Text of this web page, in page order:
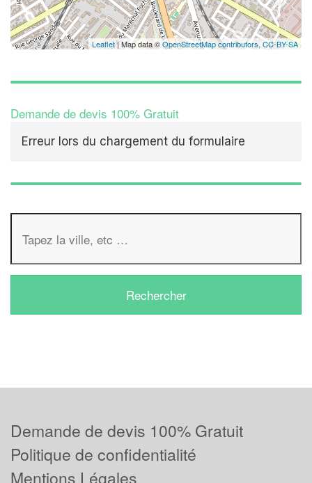
Leaflet| Map data ©OpenStreetMap contributors, CC-BY-SA
Demande de devis 100% Gratuit
Erreur lors du chargement du formulaire
Demande de devis 100% Gratuit
Politique de confidentialité
Mentions Légales